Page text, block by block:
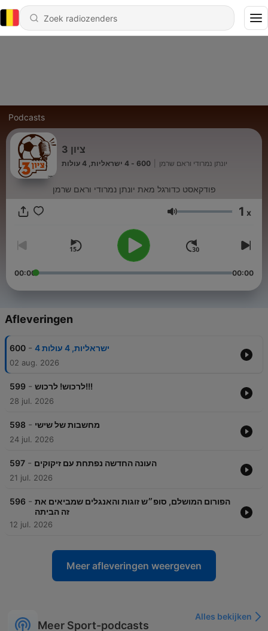
Podcasts
ציון 3
יונתן נמרודי וראם שרמן 600 - 4 ישראליות, 4 עולות
פודקאסט כדורגל מאת יונתן נמרודי וראם שרמן
Volume 1 x
00:00 00:00
Afleveringen
600 - 4 ישראליות, 4 עולות
02 aug. 2026
599 - לרכוש! לרכוש!!!
28 jul. 2026
598 - מחשבות של שישי
24 jul. 2026
597 - העונה החדשה נפתחת עם זיקוקים
21 jul. 2026
596 - הפורום המושלם, סופ״ש זוגות והאנגלים שמביאים את
זה הביתה
12 jul. 2026
Meer afleveringen weergeven
Meer Sport-podcasts
Alles bekijken